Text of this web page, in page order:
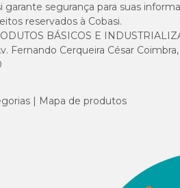
os animais de estimação, a
de ambos os animais).
Plus e Composto?
do Vermivet Plus.
Plus é bom para a saúde do seu
em nossas lojas espalhadas por todo o
garante segurança para suas
reservados à Cobasi.
BÁSICOS E
Fernando Cerqueira César
Mapa de produtos